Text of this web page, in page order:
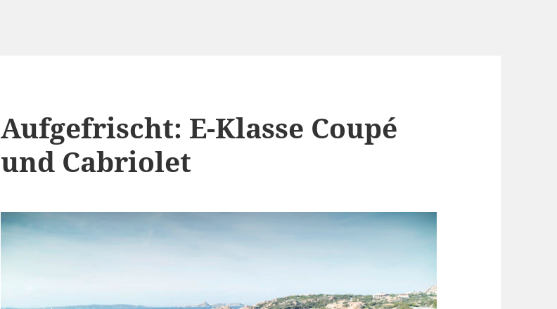
Aufgefrischt: E-Klasse Coupé
und Cabriolet